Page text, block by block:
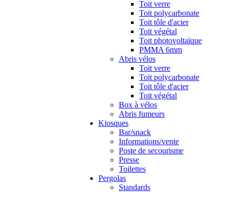
Toit verre
Toit polycarbonate
Toit tôle d'acier
Toit végétal
Toit photovoltaïque
PMMA 6mm
Abris vélos
Toit verre
Toit polycarbonate
Toit tôle d'acier
Toit végétal
Box à vélos
Abris fumeurs
Kiosques
Bar/snack
Informations/vente
Poste de secourisme
Presse
Toilettes
Pergolas
Standards